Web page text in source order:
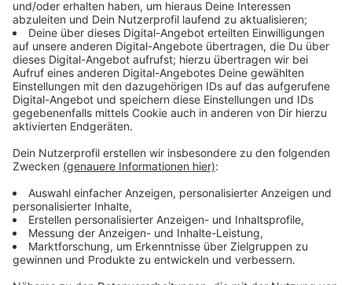
Standardantworten, keine Promotionaussagen -
sondern ganz persönliche Geschichten - das ist „Fünf
für"!
Anzeige
Wir benötigen Ihre
Zustimmung, um den YouTube
Video-Service zu laden!
Wir verwenden einen Service eines
Drittanbieters, um Videoinhalte
einzubetten. Dieser Service kann